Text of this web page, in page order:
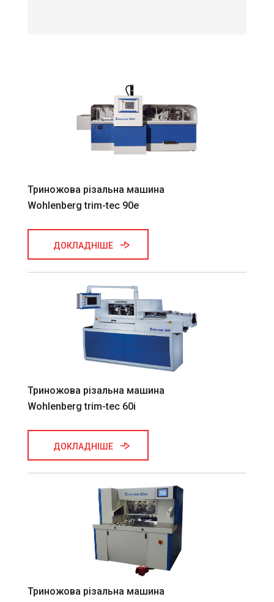
Триножова різальна машина
Wohlenberg trim-tec 90e
ДОКЛАДНІШЕ
Триножова різальна машина
Wohlenberg trim-tec 60i
ДОКЛАДНІШЕ
Триножова різальна машина